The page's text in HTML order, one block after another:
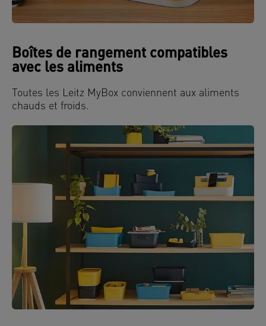
Boîtes de rangement compatibles
avec les aliments
Toutes les Leitz MyBox conviennent aux aliments
chauds et froids.